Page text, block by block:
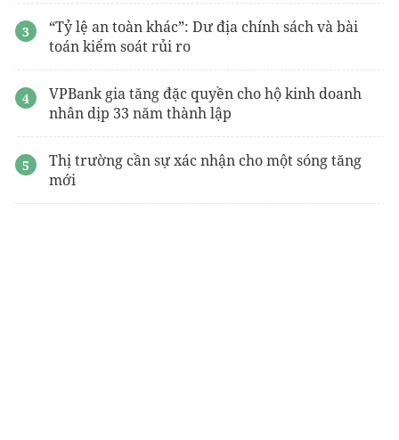
“Tỷ lệ an toàn khác”: Dư địa chính sách và bài
toán kiểm soát rủi ro
VPBank gia tăng đặc quyền cho hộ kinh doanh
nhân dịp 33 năm thành lập
Thị trường cần sự xác nhận cho một sóng tăng
mới